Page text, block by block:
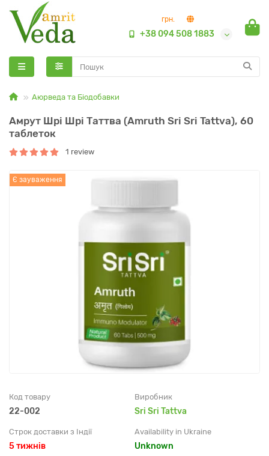
грн.
+38 094 508 1883
Аюрведа та Біодобавки
Амрут Шрі Шрі Таттва (Amruth Sri Sri Tattva), 60
таблеток
1 review
Є зауваження
Код товару
22-002
Виробник
Sri Sri Tattva
Строк доставки з Індії
5 тижнів
Availability in Ukraine
Unknown